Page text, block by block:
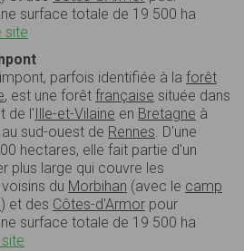
surface totale de 19 500 ha
site
, parfois identifiée à la forêt
, est une forêt française située dans
de l' Ille-et-Vilaine en Bretagne à
au sud-ouest de Rennes. D'une
hectares, elle fait partie d'un
plus large qui couvre les
du Morbihan (avec le camp
) et des Côtes-d'Armor pour
surface totale de 19 500 ha